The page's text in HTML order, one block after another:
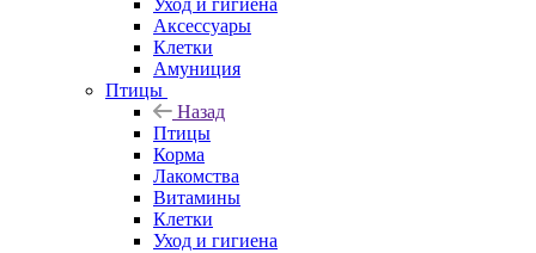
Уход и гигиена
Аксессуары
Клетки
Амуниция
Птицы
Назад
Птицы
Корма
Лакомства
Витамины
Клетки
Уход и гигиена